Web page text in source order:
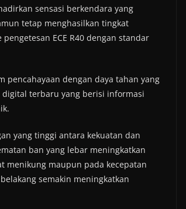
sensasi berkendara yang
tetap menghasilkan tingkat
ECE R40 dengan standar
pencahayaan dengan daya tahan yang
terbaru yang berisi informasi
yang tinggi antara kekuatan dan
ban yang lebar meningkatkan
menikung maupun pada kecepatan
semakin meningkatkan